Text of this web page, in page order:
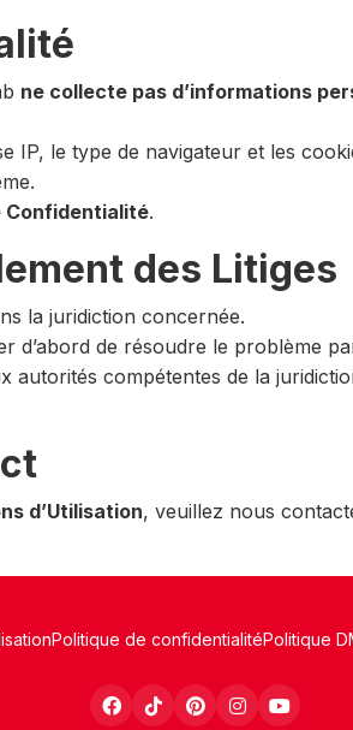
ne collecte pas d’informations
IP, le type de navigateur et les
Confidentialité.
des Litiges
la juridiction concernée.
d’abord de résoudre le problème
autorités compétentes de la
d’Utilisation, veuillez nous
Politique de confidentialitéPolitique